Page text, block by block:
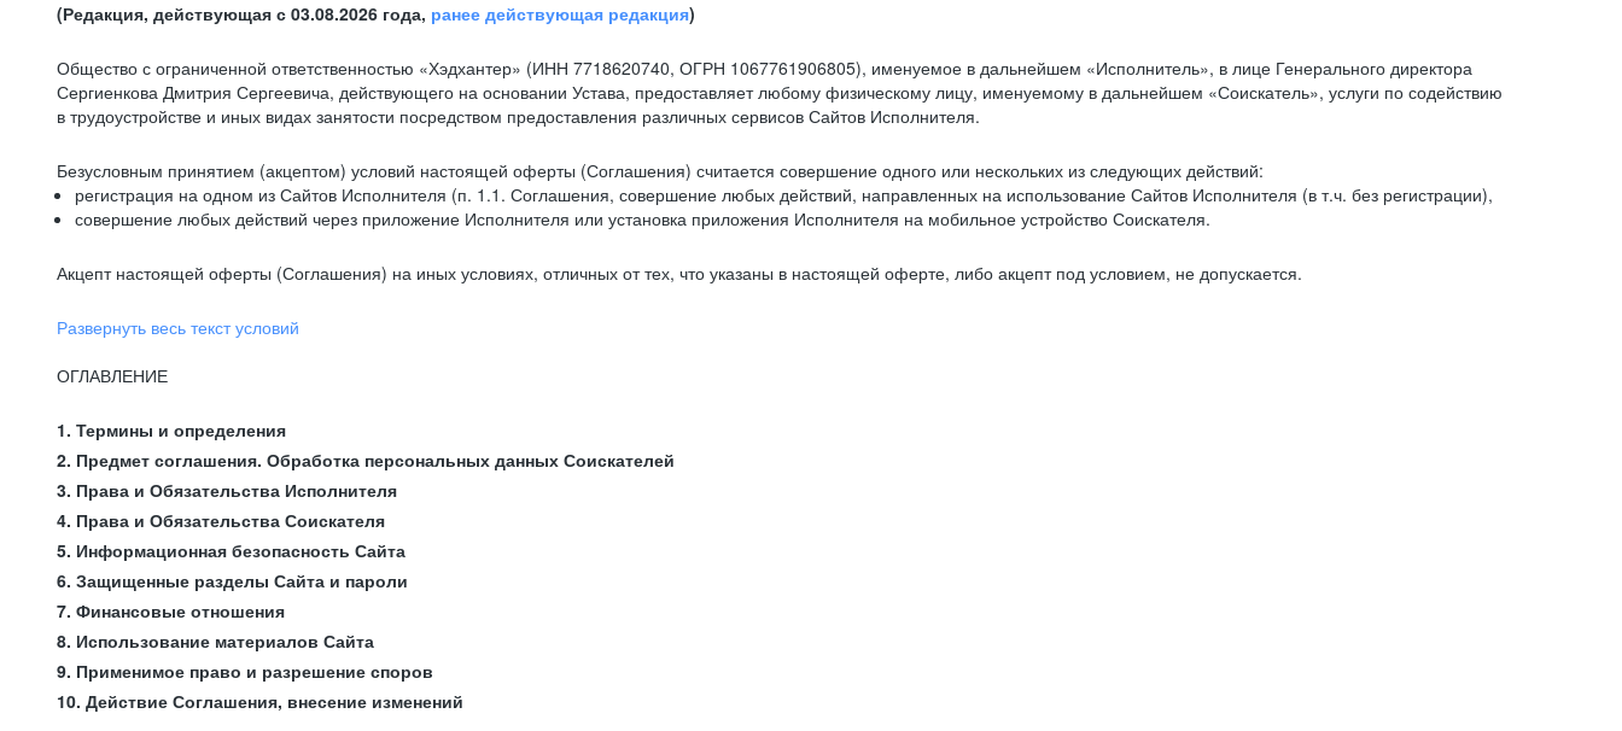
(Редакция, действующая с 03.08.2026 года, ранее действующая редакция)
Общество с ограниченной ответственностью «Хэдхантер» (ИНН 7718620740, ОГРН 1067761906805), именуемое в дальнейшем «Исполнитель», в лице Генерального директора
Сергиенкова Дмитрия Сергеевича, действующего на основании Устава, предоставляет любому физическому лицу, именуемому в дальнейшем «Соискатель», услуги по содействию
в трудоустройстве и иных видах занятости посредством предоставления различных сервисов Сайтов Исполнителя.
Безусловным принятием (акцептом) условий настоящей оферты (Соглашения) считается совершение одного или нескольких из следующих действий:
регистрация на одном из Сайтов Исполнителя (п. 1.1. Соглашения, совершение любых действий, направленных на использование Сайтов Исполнителя (в т.ч. без регистрации),
совершение любых действий через приложение Исполнителя или установка приложения Исполнителя на мобильное устройство Соискателя.
Акцепт настоящей оферты (Соглашения) на иных условиях, отличных от тех, что указаны в настоящей оферте, либо акцепт под условием, не допускается.
Развернуть весь текст условий
ОГЛАВЛЕНИЕ
1. Термины и определения
2. Предмет соглашения. Обработка персональных данных Соискателей
3. Права и Обязательства Исполнителя
4. Права и Обязательства Соискателя
5. Информационная безопасность Сайта
6. Защищенные разделы Сайта и пароли
7. Финансовые отношения
8. Использование материалов Сайта
9. Применимое право и разрешение споров
10. Действие Соглашения, внесение изменений